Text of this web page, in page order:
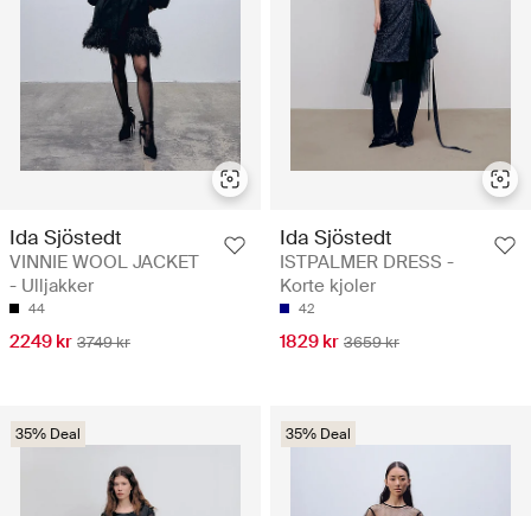
Ida Sjöstedt
VINNIE WOOL JACKET
- Ulljakker
44
2249 kr 3749 kr
Ida Sjöstedt
ISTPALMER DRESS -
Korte kjoler
42
1829 kr 3659 kr
35% Deal 35% Deal